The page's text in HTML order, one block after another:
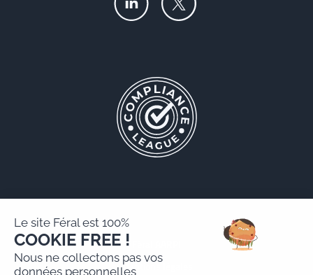
Mentions légales
Le site Féral est 100%
COOKIE FREE !
Nous ne collectons pas vos
données personnelles